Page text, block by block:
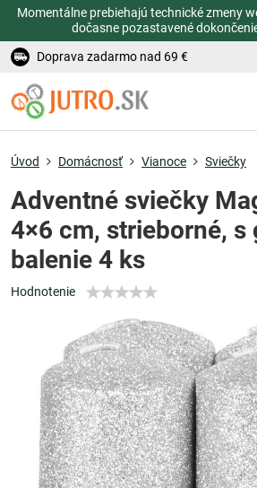
Momentálne prebiehajú technické zmeny
dočasne pozastavené
Doprava zadarmo nad 69 €
Úvod Domácnosť Vianoce Sviečky
Adventné sviečky
4×6 cm, strieborné, s
balenie 4 ks
Hodnotenie